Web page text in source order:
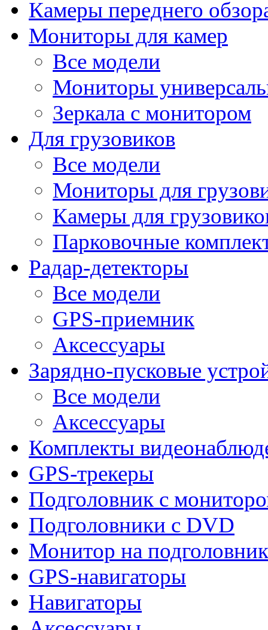
Камеры переднего
Мониторы для камер
Все модели
Мониторы
Зеркала с монитором
Для грузовиков
Все модели
Мониторы для
Камеры для
Парковочные
Радар-детекторы
Все модели
GPS-приемник
Аксессуары
Зарядно-пусковые
Все модели
Аксессуары
Комплекты
GPS-трекеры
Подголовник с
Подголовники с DVD
Монитор на подголовник
GPS-навигаторы
Навигаторы